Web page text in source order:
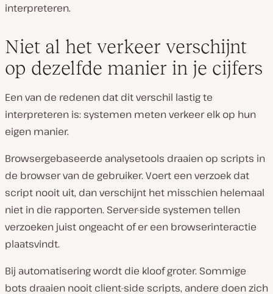
interpreteren.
Niet al het verkeer verschijnt
op dezelfde manier in je cijfers
Een van de redenen dat dit verschil lastig te
interpreteren is: systemen meten verkeer elk op hun
eigen manier.
Browsergebaseerde analysetools draaien op scripts in
de browser van de gebruiker. Voert een verzoek dat
script nooit uit, dan verschijnt het misschien helemaal
niet in die rapporten. Server-side systemen tellen
verzoeken juist ongeacht of er een browserinteractie
plaatsvindt.
Bij automatisering wordt die kloof groter. Sommige
bots draaien nooit client-side scripts, andere doen zich